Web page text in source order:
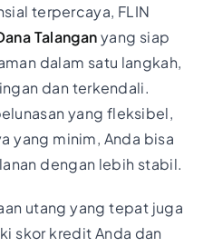
terpercaya, FLIN
Talanganyang siap
dalam satu langkah,
dan terkendali.
yang fleksibel,
yang minim, Anda bisa
dengan lebih stabil.
utang yang tepat juga
skor kredit Anda dan